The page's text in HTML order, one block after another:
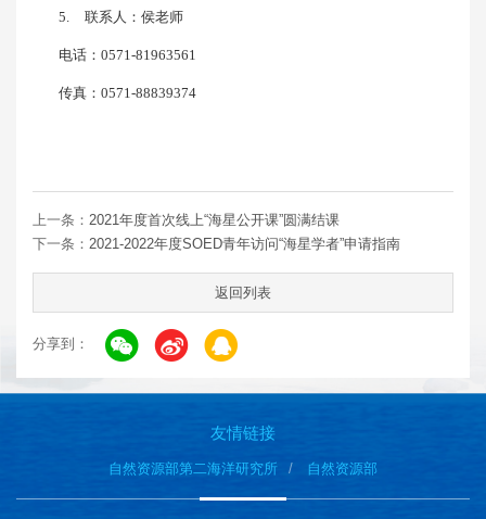
5. 联系人：侯老师
电话： 0571-81963561
传真： 0571-88839374
上一条： 2021年度首次线上“海星公开课”圆满结课
下一条： 2021-2022年度SOED青年访问“海星学者”申请指南
返回列表
分享到：
友情链接
自然资源部第二海洋研究所 自然资源部